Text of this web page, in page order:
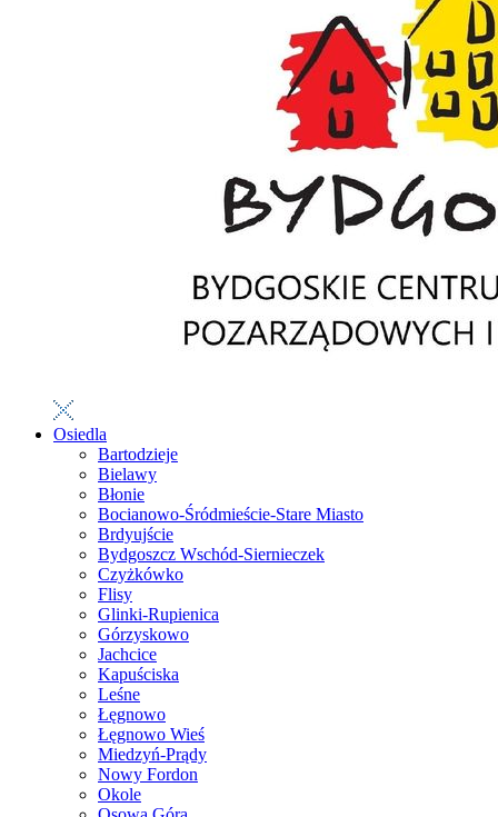
Osiedla
Bartodzieje
Bielawy
Błonie
Bocianowo-Śródmieście-Stare Miasto
Brdyujście
Bydgoszcz Wschód-Siernieczek
Czyżkówko
Flisy
Glinki-Rupienica
Górzyskowo
Jachcice
Kapuściska
Leśne
Łęgnowo
Łęgnowo Wieś
Miedzyń-Prądy
Nowy Fordon
Okole